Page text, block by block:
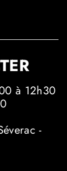
à 12h30
-